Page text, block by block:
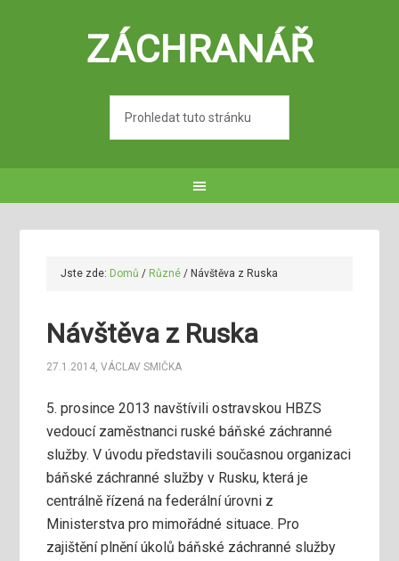
ZÁCHRANÁŘ
Jste zde: Domů / Různé / Návštěva z Ruska
Návštěva z Ruska
27.1.2014,VÁCLAV SMIČKA
5. prosince 2013 navštívili ostravskou HBZS
vedoucí zaměstnanci ruské báňské záchranné
služby.V úvodu představili současnou organizaci
báňské záchranné služby v Rusku, která je
centrálně řízená na federální úrovni z
Ministerstva pro mimořádné situace. Pro
zajištění plnění úkolů báňské záchranné služby